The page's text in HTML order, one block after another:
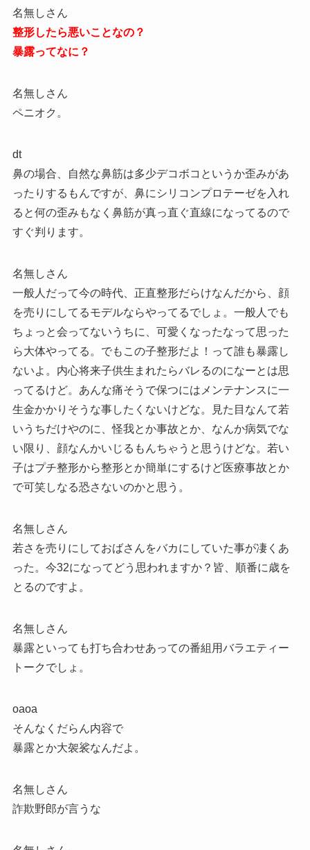
名無しさん
整形したら悪いことなの？
暴露ってなに？
名無しさん
ペニオク。
dt
鼻の場合、自然な鼻筋は多少デコボコというか歪みがあ
ったりするもんですが、鼻にシリコンプロテーゼを入れ
ると何の歪みもなく鼻筋が真っ直ぐ直線になってるので
すぐ判ります。
名無しさん
一般人だって今の時代、正直整形だらけなんだから、顔
を売りにしてるモデルならやってるでしょ。一般人でも
ちょっと会ってないうちに、可愛くなったなって思った
ら大体やってる。でもこの子整形だよ！って誰も暴露し
ないよ。内心将来子供生まれたらバレるのになーとは思
ってるけど。あんな痛そうで保つにはメンテナンスに一
生金かかりそうな事したくないけどな。見た目なんて若
いうちだけやのに、怪我とか事故とか、なんか病気でな
い限り、顔なんかいじるもんちゃうと思うけどな。若い
子はプチ整形から整形とか簡単にするけど医療事故とか
で可笑しなる恐さないのかと思う。
名無しさん
若さを売りにしておばさんをバカにしていた事が凄くあ
った。今32になってどう思われますか？皆、順番に歳を
とるのですよ。
名無しさん
暴露といっても打ち合わせあっての番組用バラエティー
トークでしょ。
oaoa
そんなくだらん内容で
暴露とか大袈裟なんだよ。
名無しさん
詐欺野郎が言うな